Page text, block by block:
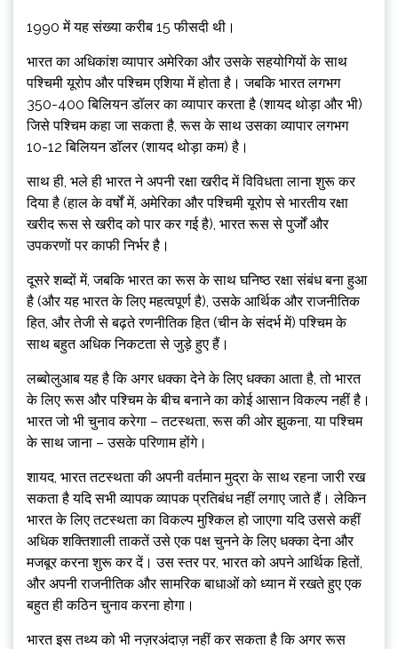
1990 में यह संख्या करीब 15 फीसदी थी।
भारत का अधिकांश व्यापार अमेरिका और उसके सहयोगियों के साथ
पश्चिमी यूरोप और पश्चिम एशिया में होता है। जबकि भारत लगभग
350-400 बिलियन डॉलर का व्यापार करता है (शायद थोड़ा और भी)
जिसे पश्चिम कहा जा सकता है, रूस के साथ उसका व्यापार लगभग
10-12 बिलियन डॉलर (शायद थोड़ा कम) है।
साथ ही, भले ही भारत ने अपनी रक्षा खरीद में विविधता लाना शुरू कर
दिया है (हाल के वर्षों में, अमेरिका और पश्चिमी यूरोप से भारतीय रक्षा
खरीद रूस से खरीद को पार कर गई है), भारत रूस से पुर्जों और
उपकरणों पर काफी निर्भर है।
दूसरे शब्दों में, जबकि भारत का रूस के साथ घनिष्ठ रक्षा संबंध बना हुआ
है (और यह भारत के लिए महत्वपूर्ण है), उसके आर्थिक और राजनीतिक
हित, और तेजी से बढ़ते रणनीतिक हित (चीन के संदर्भ में) पश्चिम के
साथ बहुत अधिक निकटता से जुड़े हुए हैं।
लब्बोलुआब यह है कि अगर धक्का देने के लिए धक्का आता है, तो भारत
के लिए रूस और पश्चिम के बीच बनाने का कोई आसान विकल्प नहीं है।
भारत जो भी चुनाव करेगा – तटस्थता, रूस की ओर झुकना, या पश्चिम
के साथ जाना – उसके परिणाम होंगे।
शायद, भारत तटस्थता की अपनी वर्तमान मुद्रा के साथ रहना जारी रख
सकता है यदि सभी व्यापक व्यापक प्रतिबंध नहीं लगाए जाते हैं। लेकिन
भारत के लिए तटस्थता का विकल्प मुश्किल हो जाएगा यदि उससे कहीं
अधिक शक्तिशाली ताकतें उसे एक पक्ष चुनने के लिए धक्का देना और
मजबूर करना शुरू कर दें। उस स्तर पर, भारत को अपने आर्थिक हितों,
और अपनी राजनीतिक और सामरिक बाधाओं को ध्यान में रखते हुए एक
बहुत ही कठिन चुनाव करना होगा।
भारत इस तथ्य को भी नज़रअंदाज़ नहीं कर सकता है कि अगर रूस